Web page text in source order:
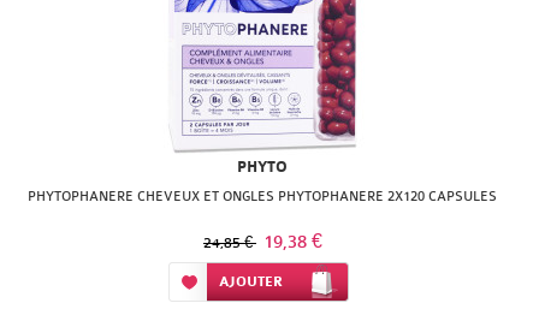
PHYTO
PHYTOPHANERE CHEVEUX ET ONGLES PHYTOPHANERE 2X120 CAPSULES
24,85 € 19,38 €
Ajouter à ma liste d’envie
AJOUTER